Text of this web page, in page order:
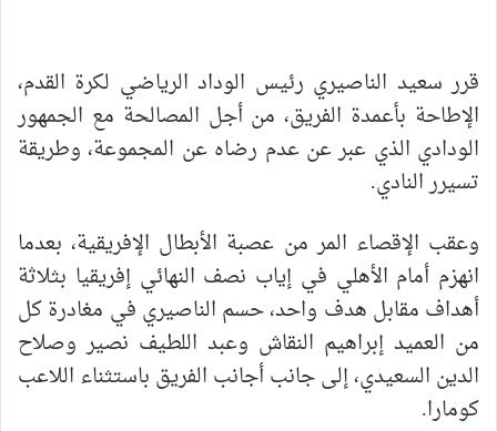
قرر سعيد الناصيري رئيس الوداد الرياضي لكرة القدم،
الإطاحة بأعمدة الفريق، من أجل المصالحة مع الجمهور
الودادي الذي عبر عن عدم رضاه عن المجموعة، وطريقة
تسيرر النادي.
وعقب الإقصاء المر من عصبة الأبطال الإفريقية، بعدما
انهزم أمام الأهلي في إياب نصف النهائي إفريقيا بثلاثة
أهداف مقابل هدف واحد، حسم الناصيري في مغادرة كل
من العميد إبراهيم النقاش وعبد اللطيف نصير وصلاح
الدين السعيدي، إلى جانب أجانب الفريق باستثناء اللاعب
كومارا.